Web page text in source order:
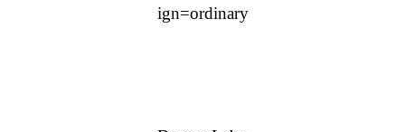
ign=ordinary